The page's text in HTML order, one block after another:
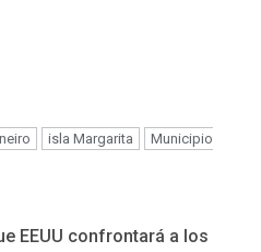
isla Margarita
Municipio
EEUU confrontará a los
TITULARES